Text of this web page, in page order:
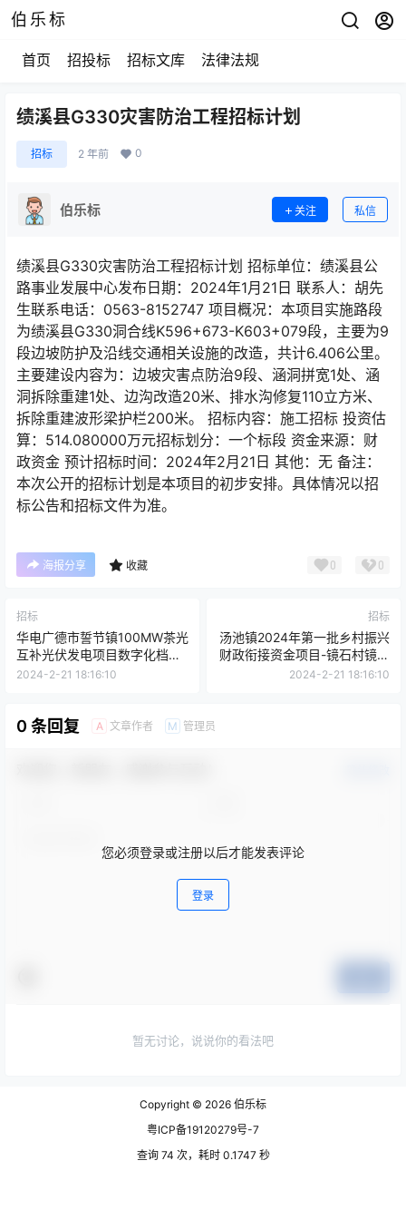
伯乐标
首页 招投标 招标文库 法律法规
绩溪县G330灾害防治工程招标计划
招标 2 年前 0
伯乐标 关注 私信
绩溪县G330灾害防治工程招标计划 招标单位：绩溪县公
路事业发展中心发布日期：2024年1月21日 联系人：胡先
生联系电话：0563-8152747 项目概况：本项目实施路段
为绩溪县G330洞合线K596+673-K603+079段，主要为9
段边坡防护及沿线交通相关设施的改造，共计6.406公里。
主要建设内容为：边坡灾害点防治9段、涵洞拼宽1处、涵
洞拆除重建1处、边沟改造20米、排水沟修复110立方米、
拆除重建波形梁护栏200米。 招标内容：施工招标 投资估
算：514.080000万元招标划分：一个标段 资金来源：财
政资金 预计招标时间：2024年2月21日 其他：无 备注：
本次公开的招标计划是本项目的初步安排。具体情况以招
标公告和招标文件为准。
海报分享 收藏 0 0
招标
华电广德市誓节镇100MW茶光
互补光伏发电项目数字化档案
服务采购项目
2024-2-21 18:16:10
招标
汤池镇2024年第一批乡村振兴
财政衔接资金项目-镜石村镜石
路安全防护工程
2024-2-21 18:16:10
0 条回复 A 文章作者 M 管理员
您必须登录或注册以后才能发表评论
登录
暂无讨论，说说你的看法吧
Copyright © 2026 伯乐标
粤ICP备19120279号-7
查询 74 次，耗时 0.1747 秒